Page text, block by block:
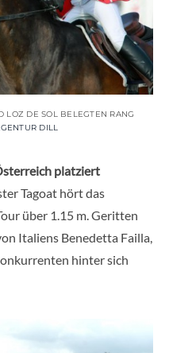
LOZ DE SOL BELEGTEN RANG
DILL
platziert
Tagoat hört das
über 1.15 m. Geritten
Italiens Benedetta Failla,
hinter sich